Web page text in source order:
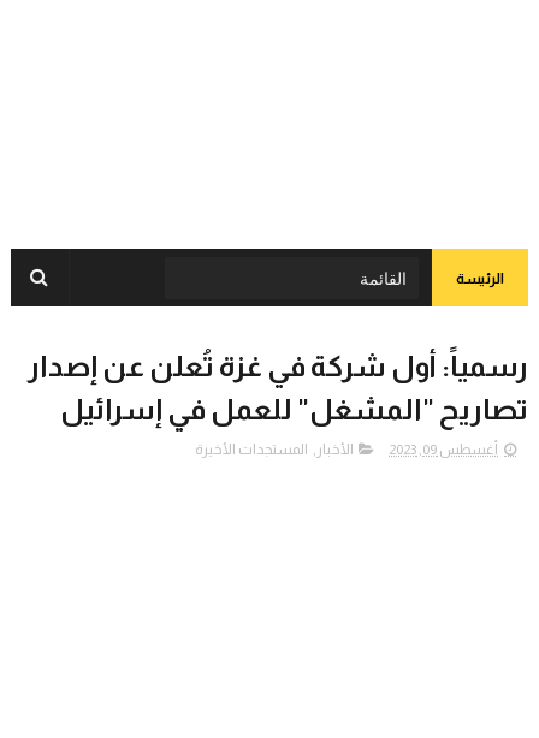
الرئيسة
رسمياً: أول شركة في غزة تُعلن عن إصدار
تصاريح "المشغل" للعمل في إسرائيل
أغسطس 09, 2023 الأخبار , المستجدات الأخيرة